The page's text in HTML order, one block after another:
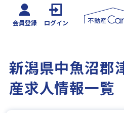
会員登録 ログイン
新潟県中魚沼郡
産求人情報一覧